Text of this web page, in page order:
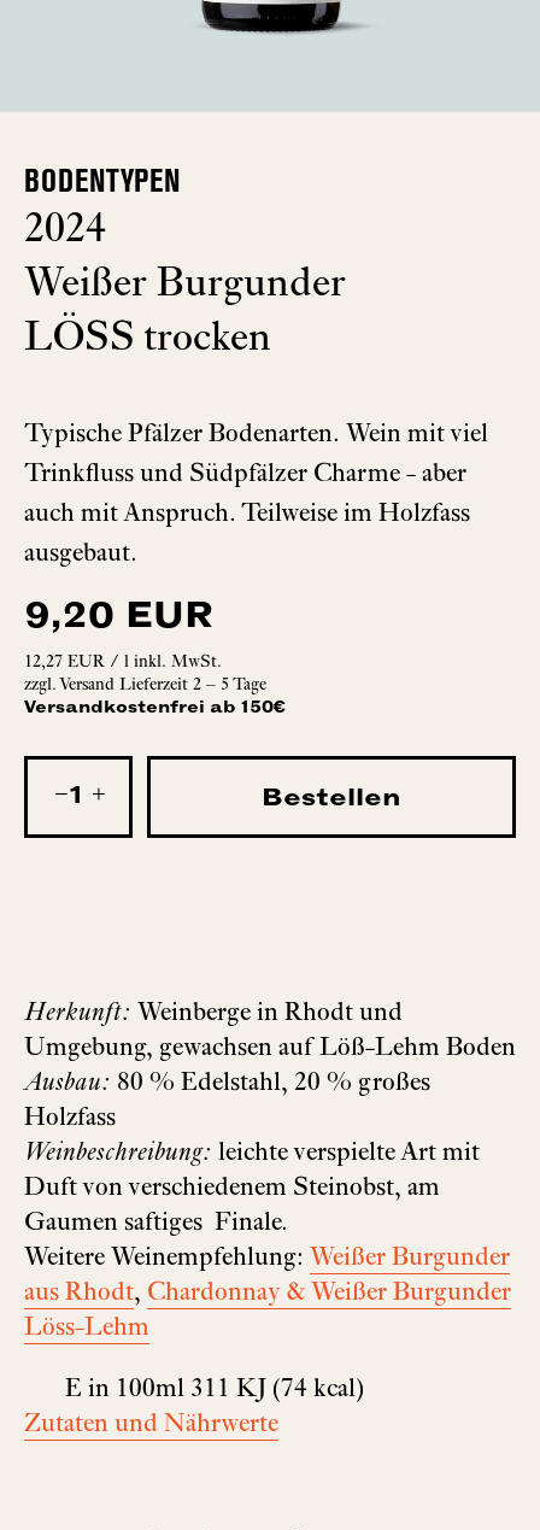
BODENTYPEN
2024
Weißer Burgunder
LÖSS trocken
Typische Pfälzer Bodenarten. Wein mit viel
Trinkfluss und Südpfälzer Charme - aber
auch mit Anspruch. Teilweise im Holzfass
ausgebaut.
9,20 EUR
12,27 EUR / l inkl. MwSt.
zzgl. Versand Lieferzeit 2 – 5 Tage
Versandkostenfrei ab 150€
− + Bestellen
Herkunft: Weinberge in Rhodt und
Umgebung, gewachsen auf Löß-Lehm Boden
Ausbau: 80 % Edelstahl, 20 % großes
Holzfass
Weinbeschreibung: leichte verspielte Art mit
Duft von verschiedenem Steinobst, am
Gaumen saftiges Finale.
Weitere Weinempfehlung: Weißer Burgunder
aus Rhodt, Chardonnay & Weißer Burgunder
Löss-Lehm
E in 100ml 311 KJ (74 kcal)
Zutaten und Nährwerte